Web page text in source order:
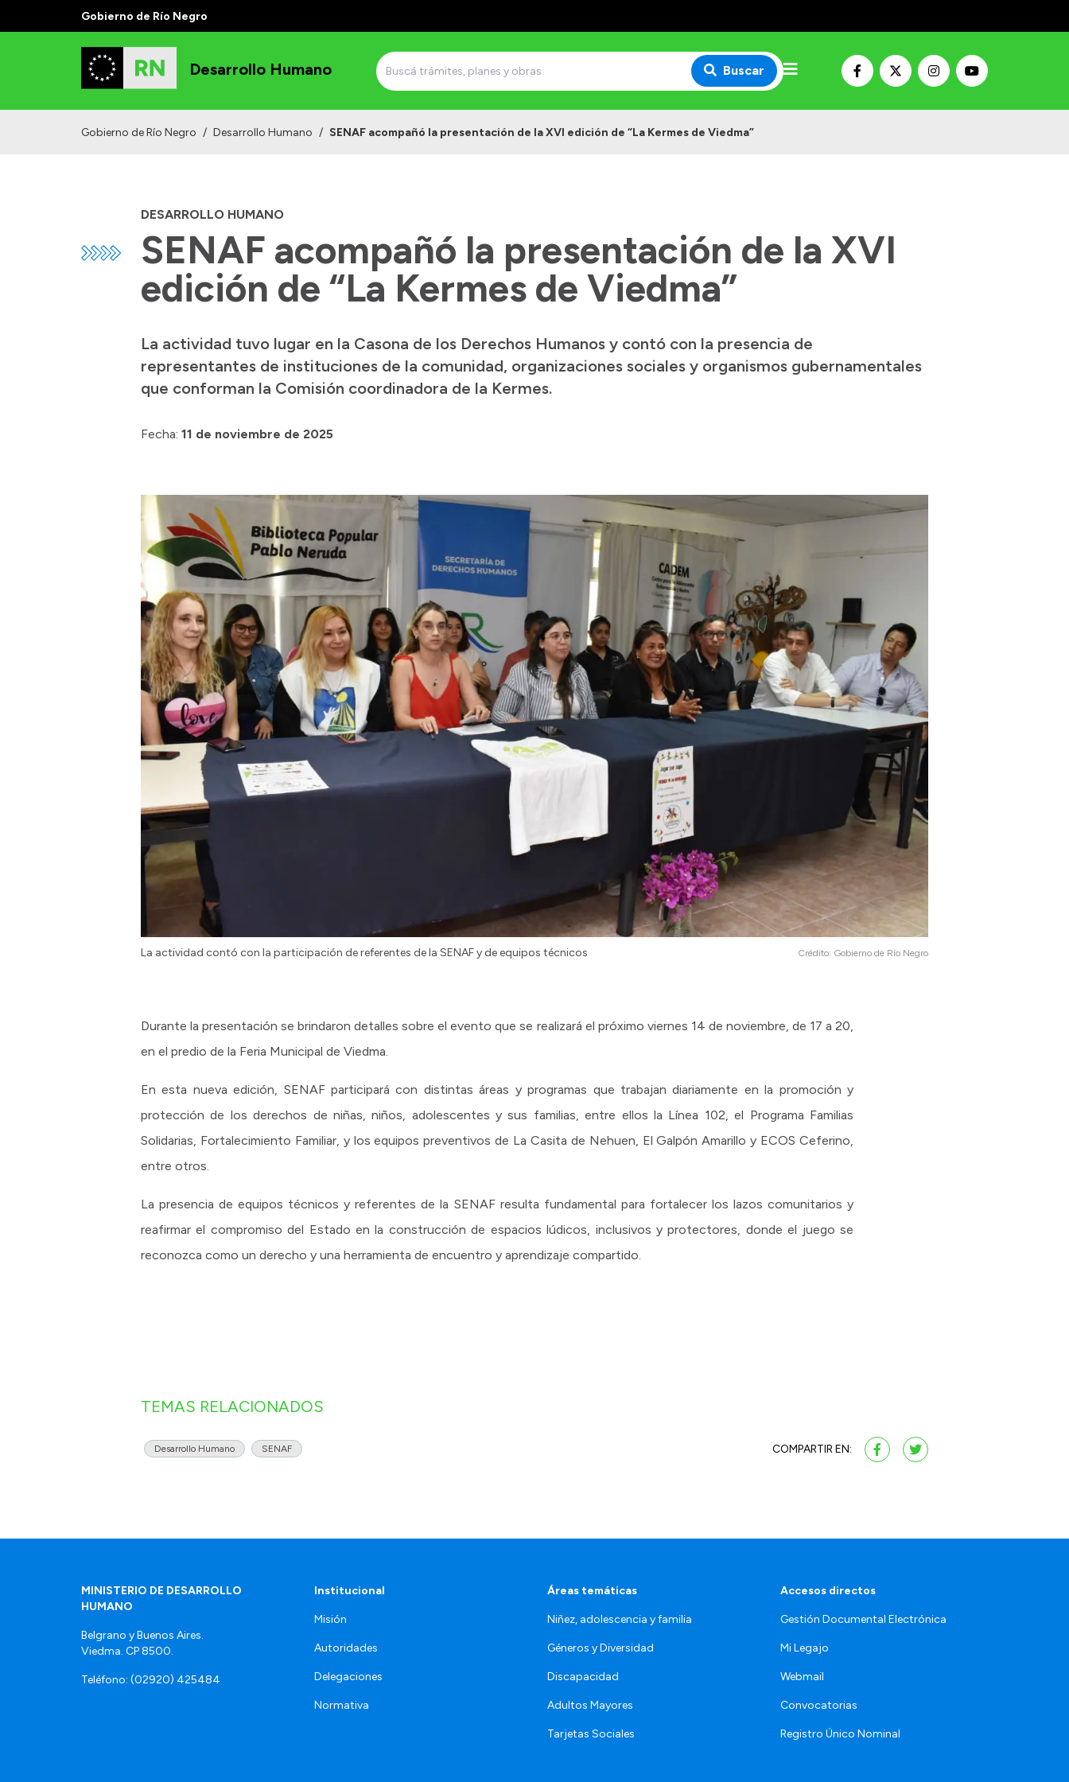
Gobierno de Río Negro
Desarrollo Humano Buscar
Gobierno de Río Negro / Desarrollo Humano / SENAF acompañó la presentación de la XVI edición de “La Kermes de Viedma”
DESARROLLO HUMANO
SENAF acompañó la presentación de la XVI
edición de “La Kermes de Viedma”
La actividad tuvo lugar en la Casona de los Derechos Humanos y contó con la presencia de
representantes de instituciones de la comunidad, organizaciones sociales y organismos gubernamentales
que conforman la Comisión coordinadora de la Kermes.
Fecha: 11 de noviembre de 2025
La actividad contó con la participación de referentes de la SENAF y de equipos técnicos Crédito: Gobierno de Río Negro
Durante la presentación se brindaron detalles sobre el evento que se realizará el próximo viernes 14 de noviembre, de 17 a 20,
en el predio de la Feria Municipal de Viedma.
En esta nueva edición, SENAF participará con distintas áreas y programas que trabajan diariamente en la promoción y
protección de los derechos de niñas, niños, adolescentes y sus familias, entre ellos la Línea 102, el Programa Familias
Solidarias, Fortalecimiento Familiar, y los equipos preventivos de La Casita de Nehuen, El Galpón Amarillo y ECOS Ceferino,
entre otros.
La presencia de equipos técnicos y referentes de la SENAF resulta fundamental para fortalecer los lazos comunitarios y
reafirmar el compromiso del Estado en la construcción de espacios lúdicos, inclusivos y protectores, donde el juego se
reconozca como un derecho y una herramienta de encuentro y aprendizaje compartido.
TEMAS RELACIONADOS
Desarrollo Humano SENAF COMPARTIR EN:
MINISTERIO DE DESARROLLO
HUMANO
Belgrano y Buenos Aires.
Viedma. CP 8500.
Teléfono: (02920) 425484
Institucional
Misión
Autoridades
Delegaciones
Normativa
Áreas temáticas
Niñez, adolescencia y familia
Géneros y Diversidad
Discapacidad
Adultos Mayores
Tarjetas Sociales
Accesos directos
Gestión Documental Electrónica
Mi Legajo
Webmail
Convocatorias
Registro Único Nominal